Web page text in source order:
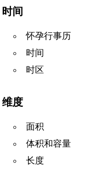
时间
怀孕行事历
时间
时区
维度
面积
体积和容量
长度